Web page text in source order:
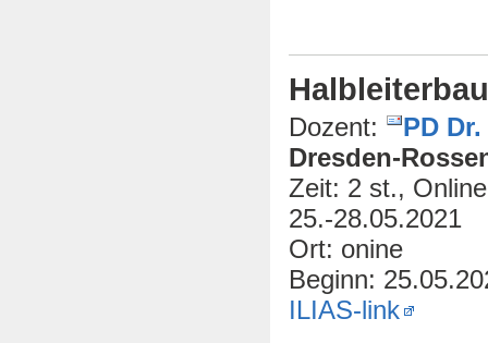
Dozent:
PD
Dresden-
Zeit: 2 st.,
25.-28.05.2021
Ort: onine
Beginn:
ILIAS-link